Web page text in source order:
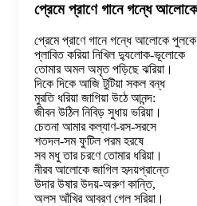
প্রেমে প্রাণে গানে গন্ধে
প্রেমে প্রাণে গানে গন্ধে আলোকে পুলকে
প্লাবিত করিয়া নিখিল দ্যুলোক-ভূলোকে
তোমার অমল অমৃত পড়িছে ঝরিয়া।
দিকে দিকে আজি টুটিয়া সকল বন্ধ
মুরতি ধরিয়া জাগিয়া উঠে আনন্দ:
জীবন উঠিল নিবিড় সুধায় ভরিয়া।
চেতনা আমার কল্যাণ-রস-সরসে
শতদল-সম ফুটিল পরম হরষে
সব মধু তার চরণে তোমার ধরিয়া।
নীরব আলোকে জাগিল হৃদয়প্রান্তে
উদার উষার উদয়-অরুণ কান্তি,
অলস আঁখির আবরণ গেল সরিয়া।